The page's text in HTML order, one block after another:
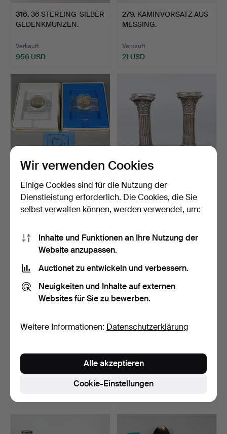
316. 36 STERLING-SILBER
GEDENKMÜNZEN.
Verkauft
956 USD
279. KAMINVORSATZ AUS
MESSING.
Verkauft
21 USD
317. ZWEI
FRIEDENSMEDAILLEN
AUS STERLINGSILBER.
45.SILBERLEUCHTER MIT
PUNZIERUNG.
46.DREI
SILBERBESTECK-SETS IM
ETUI.
47.
SILBER/WEISSMETALL-
FRISIERTISCH-
ACCESSOIRE…
Verkauft
Wir verwenden Cookies
Einige Cookies sind für die Nutzung der
Dienstleistung erforderlich. Die Cookies, die Sie
selbst verwalten können, werden verwendet, um:
Inhalte und Funktionen an Ihre Nutzung der
Website anzupassen.
Auctionet zu entwickeln und verbessern.
Neuigkeiten und Inhalte auf externen
Websites für Sie zu bewerben.
Weitere Informationen: Datenschutzerklärung
Cookie-Einstellungen
Alle akzeptieren